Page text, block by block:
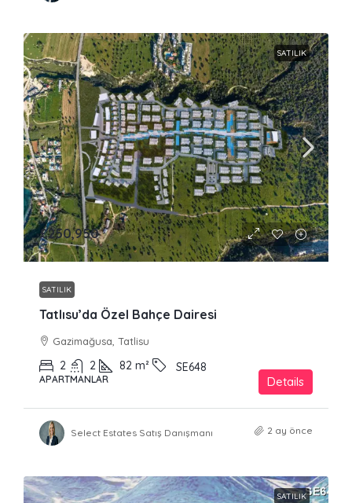
SATILIK
£250,950
SATILIK
Tatlısu’da Özel Bahçe Dairesi
Gazimağusa, Tatlisu
2 2 82 m² SE648
APARTMANLAR Details
Select Estates Satış Danışmanı 2 ay önce
SATILIK